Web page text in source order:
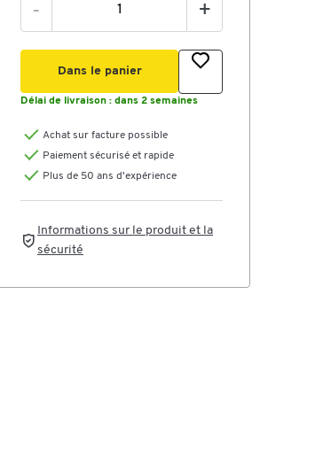
- +
Dans le panier
Délai de livraison : dans 2 semaines
Achat sur facture possible
Paiement sécurisé et rapide
Plus de 50 ans d'expérience
Informations sur le produit et la
sécurité